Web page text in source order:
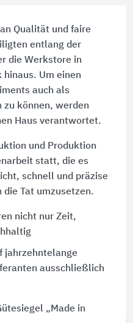
Qualität und faire
entlang der
die Werkstore in
Um einen
auch als
zu können, werden
Haus verantwortet.
und Produktion
statt, die es
schnell und präzise
die Tat umzusetzen.
nicht nur Zeit,
jahrzehntelange
ausschließlich
„Made in